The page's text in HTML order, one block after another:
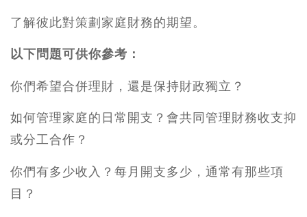
了解彼此對策劃家庭財務的期望。
以下問題可供你參考：
你們希望合併理財，還是保持財政獨立？
如何管理家庭的日常開支？會共同管理財務收支抑
或分工合作？
你們有多少收入？每月開支多少，通常有那些項
目？